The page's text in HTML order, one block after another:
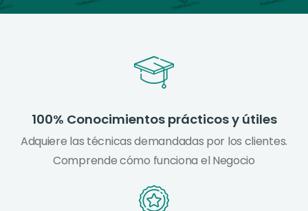
100% Conocimientos prácticos y útiles
Adquiere las técnicas demandadas por los clientes.
Comprende cómo funciona el Negocio